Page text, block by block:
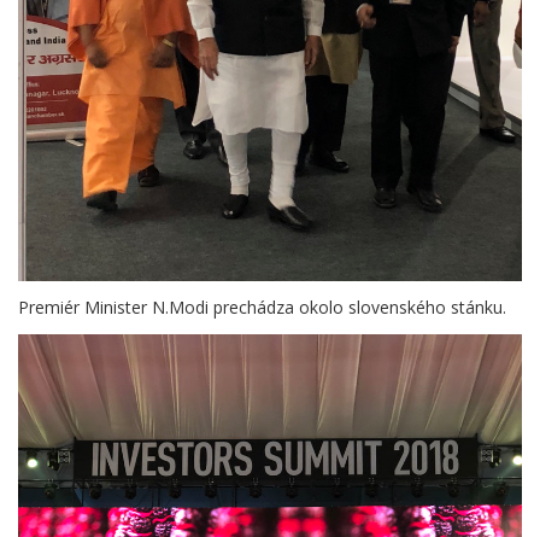
Premiér Minister N.Modi prechádza okolo slovenského stánku.